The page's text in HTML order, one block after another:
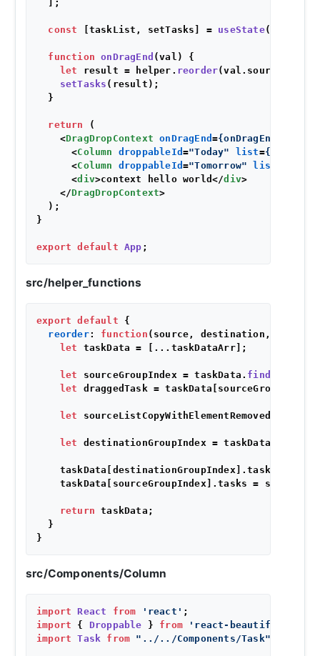
  ];
const [taskList, setTasks] = useState
function onDragEnd (val ) {
let result = helper. reorder(val. source
setTasks (result);
  }
return
(
<DragDropContext onDragEnd={onDragEnd}
<Column droppableId="Today" list=
<Column droppableId="Tomorrow" list
<div>context hello world</div>
</DragDropContext>
  );
}
export default App
src/helper_functions
export default {
reorder: function ( source, destination,
let taskData = [...taskDataArr];
let sourceGroupIndex = taskData. findIndex
let draggedTask =
let sourceListCopyWithElementRemoved =
let destinationGroupIndex = taskData.
    taskData[destinationGroupIndex].
tasks
    taskData[sourceGroupIndex].
tasks =
return taskData;
  }
src/Components/Column
import React from 'react'
import { Droppable } from 'react-beautiful-dnd'
import
Task from "../../Components/Task"